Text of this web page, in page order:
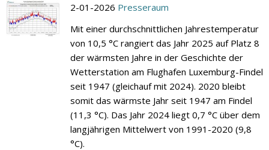
2-01-2026 Presseraum
Mit einer durchschnittlichen Jahrestemperatur
von 10,5 °C rangiert das Jahr 2025 auf Platz 8
der wärmsten Jahre in der Geschichte der
Wetterstation am Flughafen Luxemburg-Findel
seit 1947 (gleichauf mit 2024). 2020 bleibt
somit das wärmste Jahr seit 1947 am Findel
(11,3 °C). Das Jahr 2024 liegt 0,7 °C über dem
langjährigen Mittelwert von 1991-2020 (9,8
°C).